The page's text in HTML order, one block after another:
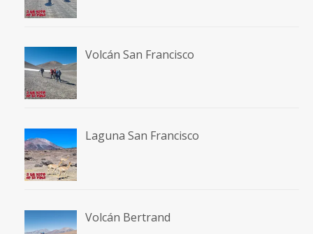
Volcán San Francisco
Laguna San Francisco
Volcán Bertrand